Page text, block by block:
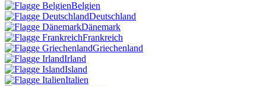
Belgien
Deutschland
Dänemark
Frankreich
Griechenland
Irland
Island
Italien